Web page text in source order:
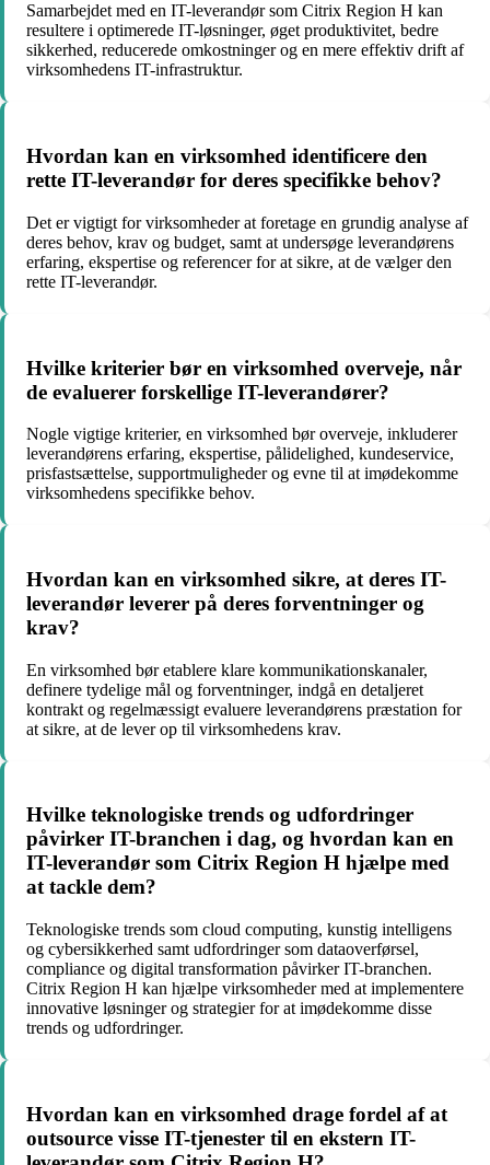
Samarbejdet med en IT-leverandør som Citrix Region H kan
resultere i optimerede IT-løsninger, øget produktivitet, bedre
sikkerhed, reducerede omkostninger og en mere effektiv drift af
virksomhedens IT-infrastruktur.
Hvordan kan en virksomhed identificere den
rette IT-leverandør for deres specifikke behov?
Det er vigtigt for virksomheder at foretage en grundig analyse af
deres behov, krav og budget, samt at undersøge leverandørens
erfaring, ekspertise og referencer for at sikre, at de vælger den
rette IT-leverandør.
Hvilke kriterier bør en virksomhed overveje, når
de evaluerer forskellige IT-leverandører?
Nogle vigtige kriterier, en virksomhed bør overveje, inkluderer
leverandørens erfaring, ekspertise, pålidelighed, kundeservice,
prisfastsættelse, supportmuligheder og evne til at imødekomme
virksomhedens specifikke behov.
Hvordan kan en virksomhed sikre, at deres IT-
leverandør leverer på deres forventninger og
krav?
En virksomhed bør etablere klare kommunikationskanaler,
definere tydelige mål og forventninger, indgå en detaljeret
kontrakt og regelmæssigt evaluere leverandørens præstation for
at sikre, at de lever op til virksomhedens krav.
Hvilke teknologiske trends og udfordringer
påvirker IT-branchen i dag, og hvordan kan en
IT-leverandør som Citrix Region H hjælpe med
at tackle dem?
Teknologiske trends som cloud computing, kunstig intelligens
og cybersikkerhed samt udfordringer som dataoverførsel,
compliance og digital transformation påvirker IT-branchen.
Citrix Region H kan hjælpe virksomheder med at implementere
innovative løsninger og strategier for at imødekomme disse
trends og udfordringer.
Hvordan kan en virksomhed drage fordel af at
outsource visse IT-tjenester til en ekstern IT-